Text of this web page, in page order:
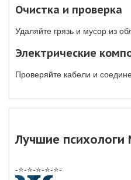
Очистка и проверка
Удаляйте грязь и мусор из
Электрические
Проверяйте кабели и
Лучшие психологи
-⭐-⭐-⭐-⭐-⭐-